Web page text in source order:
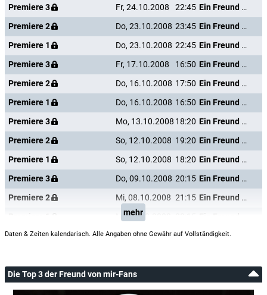
Premiere 3
Fr, 24.10.2008 22:45
Ein Freund von mir
Premiere 2
Do, 23.10.2008 23:45
Ein Freund von mir
Premiere 1
Do, 23.10.2008 22:45
Ein Freund von mir
Premiere 3
Fr, 17.10.2008 16:50
Ein Freund von mir
Premiere 2
Do, 16.10.2008 17:50
Ein Freund von mir
Premiere 1
Do, 16.10.2008 16:50
Ein Freund von mir
Premiere 3
Mo, 13.10.2008 18:20
Ein Freund von mir
Premiere 2
So, 12.10.2008 19:20
Ein Freund von mir
Premiere 1
So, 12.10.2008 18:20
Ein Freund von mir
Premiere 3
Do, 09.10.2008 20:15
Ein Freund von mir
Premiere 2
Mi, 08.10.2008 21:15
Ein Freund von mir
Mi, 08.10.2008
mehr
Daten & Zeiten kalendarisch. Alle Angaben ohne Gewähr auf Vollständigkeit.
Die Top 3 der Freund von mir-Fans